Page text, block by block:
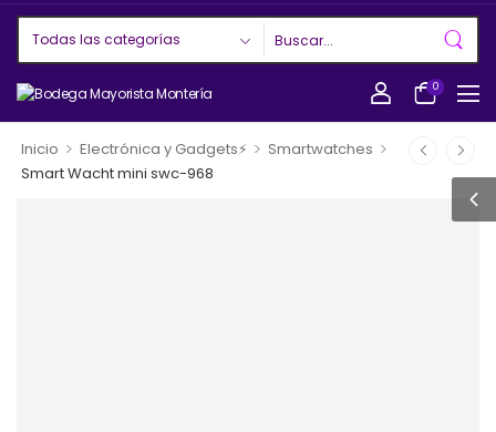
0
Inicio > Electrónica y Gadgets⚡ > Smartwatches >
Smart Wacht mini swc-968